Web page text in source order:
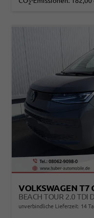
2
VOLKSWAGEN T7
BEACH TOUR 2.0 TDI
unverbindliche Lieferzeit: 14